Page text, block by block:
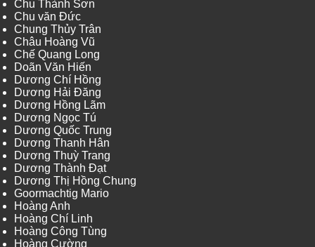
Chu Thành Sơn
Chu văn Đức
Chung Thủy Trân
Châu Hoàng Vũ
Chế Quang Long
Doãn Văn Hiến
Dương Chí Hồng
Dương Hải Đăng
Dương Hồng Lãm
Dương Ngọc Tú
Dương Quốc Trung
Dương Thanh Hân
Dương Thuỳ Trang
Dương Thành Đạt
Dương Thị Hồng Chung
Goormachtig Mario
Hoàng Anh
Hoàng Chí Linh
Hoàng Công Tùng
Hoàng Cường